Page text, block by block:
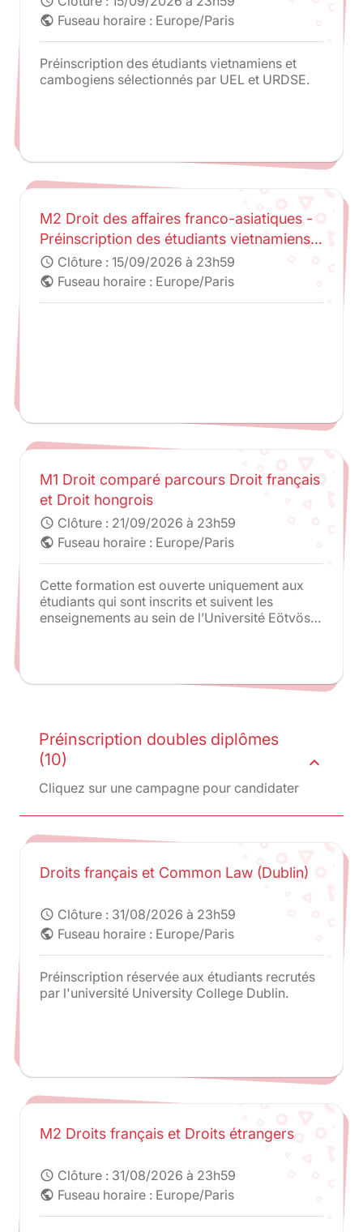
URDSE
public Fuseau horaire : Europe/Paris
Préinscription des étudiants vietnamiens et
cambogiens sélectionnés par UEL et URDSE.
M2 Droit des affaires franco-asiatiques -
Préinscription des étudiants vietnamiens
et cambodgiens sélectionnés par UEL et
URDSE
schedule Clôture : 15/09/2026 à 23h59
public Fuseau horaire : Europe/Paris
M1 Droit comparé parcours Droit français
et Droit hongrois
schedule Clôture : 21/09/2026 à 23h59
public Fuseau horaire : Europe/Paris
Cette formation est ouverte uniquement aux
étudiants qui sont inscrits et suivent les
enseignements au sein de l’Université Eötvös
dispensée par des professeurs de Paris 2 en
Préinscription doubles diplômes
(10)
Cliquez sur une campagne pour candidater
expand_less
Droits français et Common Law (Dublin)
schedule Clôture : 31/08/2026 à 23h59
public Fuseau horaire : Europe/Paris
Préinscription réservée aux étudiants recrutés
par l'université University College Dublin.
M2 Droits français et Droits étrangers
schedule Clôture : 31/08/2026 à 23h59
public Fuseau horaire : Europe/Paris